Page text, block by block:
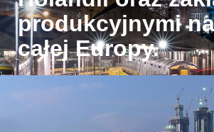
produkcyjnymi
całej Europy.